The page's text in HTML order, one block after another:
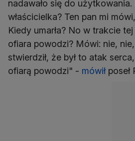
nadawało się do
właścicielka? Ten pan mi
Kiedy umarła? No w trakcie
ofiara powodzi? Mówi: nie,
stwierdził, że był to atak
ofiarą powodzi" - mówiłposeł